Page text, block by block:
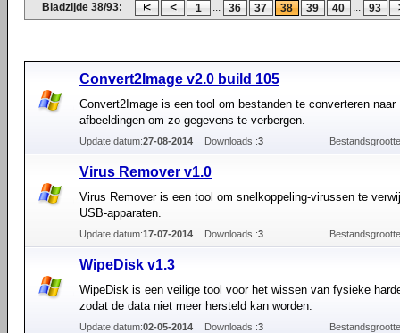
Bladzijde 38/93: 1 ... 36 37 38 39 40 ... 93
Convert2Image v2.0 build 105
Convert2Image is een tool om bestanden te converteren naar
afbeeldingen om zo gegevens te verbergen.
Update datum:27-08-2014 Downloads :3
Virus Remover v1.0
Virus Remover is een tool om snelkoppeling-virussen te
USB-apparaten.
Update datum:17-07-2014 Downloads :3
WipeDisk v1.3
WipeDisk is een veilige tool voor het wissen van fysieke
zodat de data niet meer hersteld kan worden.
Update datum:02-05-2014 Downloads :3